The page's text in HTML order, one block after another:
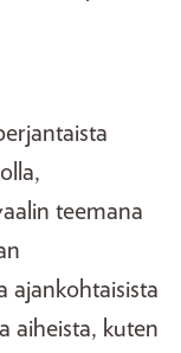
teemana
ajankohtaisista
aiheista, kuten